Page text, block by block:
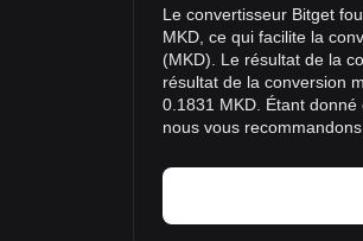
Le convertisseur Bitget
MKD, ce qui facilite la
(MKD). Le résultat de la
résultat de la conversion
0.1831 MKD. Étant
nous vous